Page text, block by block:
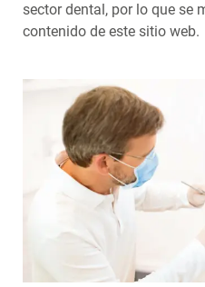
sector dental, por lo que se
contenido de este sitio web.